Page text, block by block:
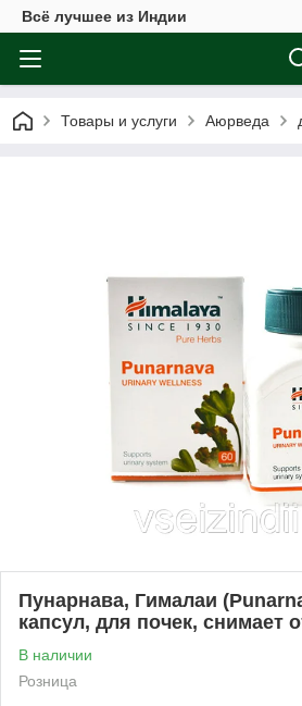
Всё лучшее из Индии
Товары и услуги Аюрведа
Пунарнава, Гималаи
капсул, для почек, снимает
В наличии
Розница